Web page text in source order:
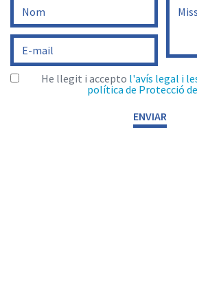
He llegit i accepto l'avís legal i
política de Protecció